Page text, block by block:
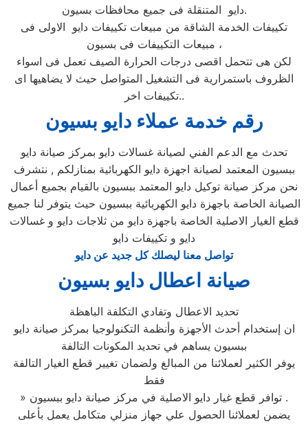
دايو المتنقلة فى جميع محافظات بسيون.
تكييفات الخدمة الشاقة من مبيعات تكييفات دايو الاولى فى
مبيعات التكييفات فى بسيون ،
لكن هى تتحمل اقصى درجات الحرارة الصيف تعمل فى اسواء
الظروف باستمرارية فى التشغيل المتواصل حيث لا يضاهيها اى
تكييفات اخر..
رقم خدمة عملاء دايو بسيون
تحدث مع الدعم الفني لصيانة غسالات دايو بمركز صيانة دايو
ببسيون المعتمد لصيانة اجهزة دايو الكهربائية بمنازلكم , نتشرف
نحن مركز صيانة توكيل دايو المعتمد ببسيون بالقيام بجميع أعمال
الصيانة الخاصة باجهزة دايو الكهربائية ببسيون حيث يتوفر لنا جميع
قطع الغيار الاصلية الخاصة باجهزة دايو من ثلاجات دايو و غسالات
دايو و تكييفات دايو
تواصل معنا ليصلك كل جديد عن دايو
صيانة اعطال دايو بسيون
تحديد الاعطال وتفادي التكلفة الباهظة
ان إستخدام أحدث الأجهزة وأنظمة التكنولوجيا بمركز صيانة دايو
ببسيون يساهم في تحديد المكونات التالفة
يوفر الكثير لعملائنا من المبالغ ولضمان تغيير قطع الغيار التالفة
فقط
» توافر قطع غيار دايو الاصلية في مركز صيانة دايو ببسيون .
يضمن لعملائنا الحصول علي جهاز منزلي متكامل يعمل بأعلى